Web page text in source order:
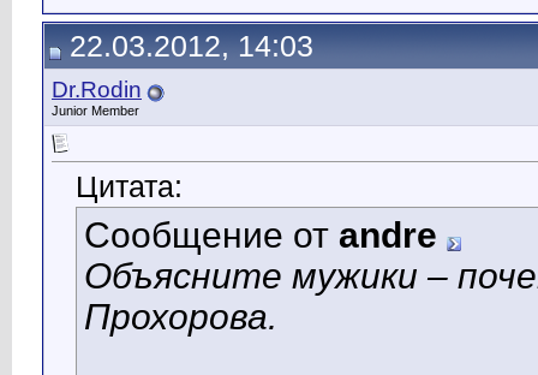
22.03.2012, 14:03
Dr.Rodin
Junior Member
Цитата:
Сообщение от andre
Объясните мужики –
Прохорова.